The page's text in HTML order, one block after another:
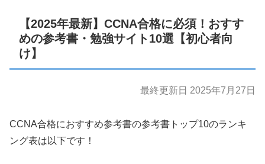
【2025年最新】CCNA合格に必須！おすす
めの参考書・勉強サイト10選【初心者向
け】
最終更新日 2025年7月27日
CCNA合格におすすめ参考書の参考書トップ10のランキ
ング表は以下です！